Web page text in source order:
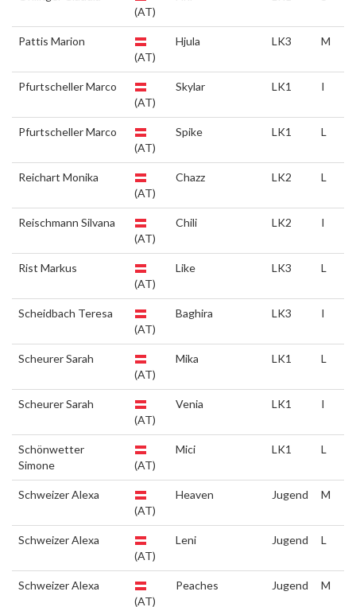
(AT)
Pattis Marion
(AT)
Hjula LK3 M
Pfurtscheller Marco
(AT)
Skylar LK1 I
Pfurtscheller Marco
(AT)
Spike LK1 L
Reichart Monika
(AT)
Chazz LK2 L
Reischmann Silvana
(AT)
Chili LK2 I
Rist Markus
(AT)
Like LK3 L
Scheidbach Teresa
(AT)
Baghira LK3 I
Scheurer Sarah
(AT)
Mika LK1 L
Scheurer Sarah
(AT)
Venia LK1 I
Schönwetter
Simone
(AT)
Mici LK1 L
Schweizer Alexa
(AT)
Heaven Jugend M
Schweizer Alexa
(AT)
Leni Jugend L
Schweizer Alexa
(AT)
Peaches Jugend M